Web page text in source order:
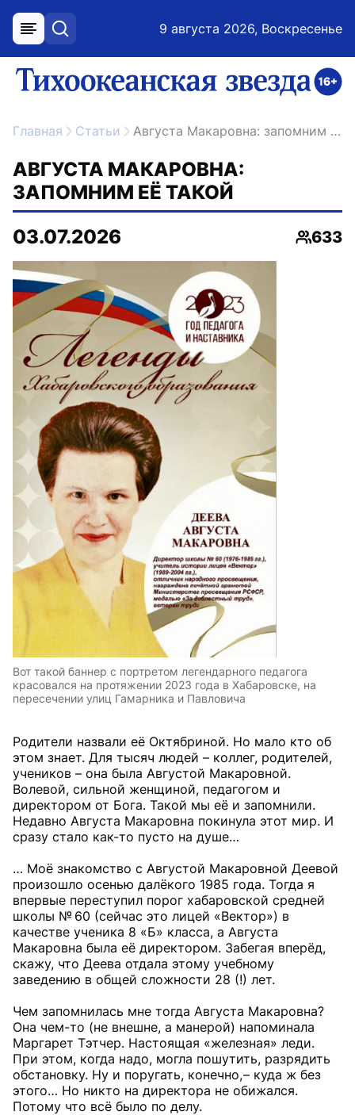
меню поиск 9 августа 2026, Воскресенье
ссылка на главную
Главная Статьи Августа Макаровна: запомним её такой
АВГУСТА МАКАРОВНА:
ЗАПОМНИМ ЕЁ ТАКОЙ
03.07.2026
633
Вот такой баннер с портретом легендарного педагога
красовался на протяжении 2023 года в Хабаровске, на
пересечении улиц Гамарника и Павловича
Родители назвали её Октябриной. Но мало кто об
этом знает. Для тысяч людей – коллег, родителей,
учеников – она была Августой Макаровной.
Волевой, сильной женщиной, педагогом и
директором от Бога. Такой мы её и запомнили.
Недавно Августа Макаровна покинула этот мир. И
сразу стало как-то пусто на душе…
… Моё знакомство с Августой Макаровной Деевой
произошло осенью далёкого 1985 года. Тогда я
впервые переступил порог хабаровской средней
школы № 60 (сейчас это лицей «Вектор») в
качестве ученика 8 «Б» класса, а Августа
Макаровна была её директором. Забегая вперёд,
скажу, что Деева отдала этому учебному
заведению в общей сложности 28 (!) лет.
Чем запомнилась мне тогда Августа Макаровна?
Она чем-то (не внешне, а манерой) напоминала
Маргарет Тэтчер. Настоящая «железная» леди.
При этом, когда надо, могла пошутить, разрядить
обстановку. Ну и поругать, конечно, – куда ж без
этого… Но никто на директора не обижался.
Потому что всё было по делу.